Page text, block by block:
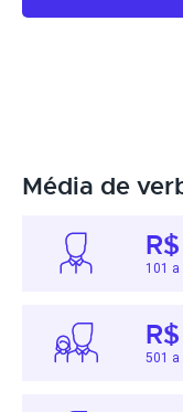
Média de
101
501 a